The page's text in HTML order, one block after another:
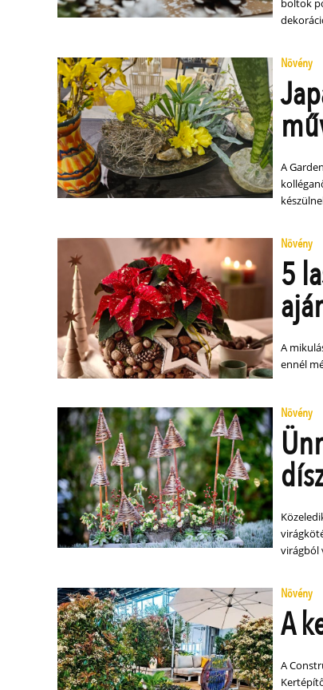
boltok
Növény
A
Növény
5
A
ennél
Növény
virágból
Növény
A
A